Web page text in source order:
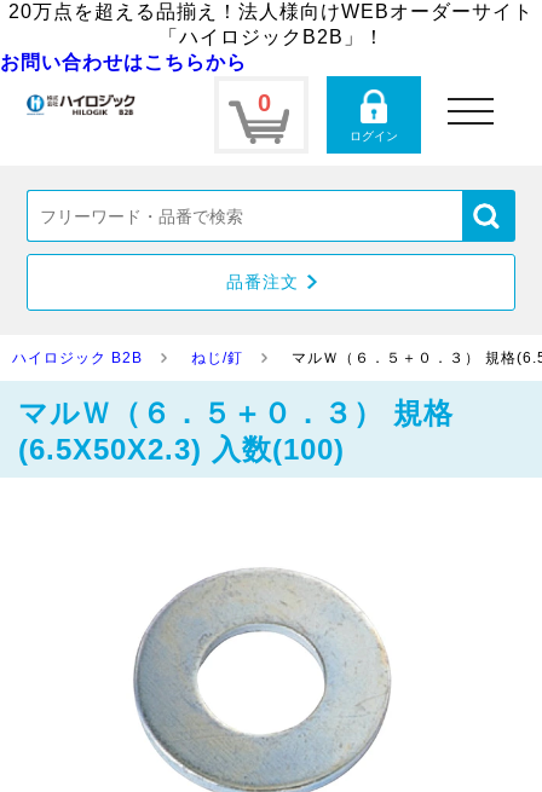
20万点を超える品揃え！法人様向けWEBオーダーサイト
「ハイロジックB2B」！
お問い合わせはこちらから
0
ログイン
toggle
navigation
品番注文
ハイロジック B2B ねじ/釘 マルＷ（６．５＋０．３） 規格
マルＷ（６．５＋０．３） 規格
(6.5X50X2.3) 入数(100)